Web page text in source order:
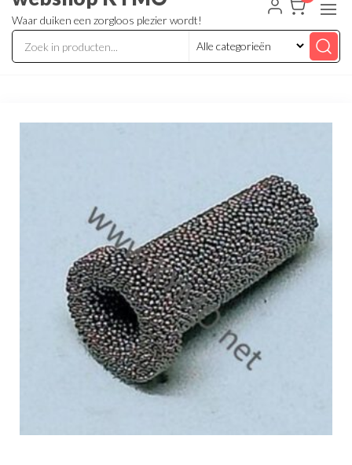
Waar duiken een zorgloos plezier wordt!